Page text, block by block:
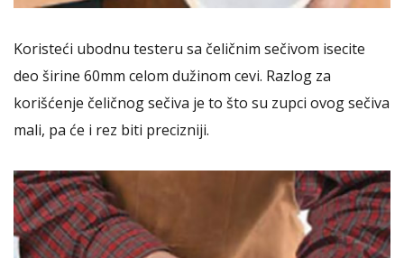
Koristeći ubodnu testeru sa čeličnim sečivom isecite
deo širine 60mm celom dužinom cevi. Razlog za
korišćenje čeličnog sečiva je to što su zupci ovog sečiva
mali, pa će i rez biti precizniji.